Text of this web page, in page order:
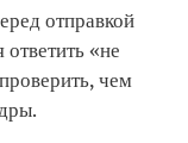
отправкой
«не
чем